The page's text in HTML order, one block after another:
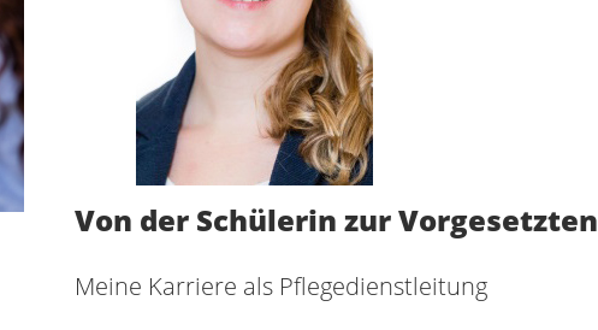
Von der Schülerin zur Vorgesetzten
Meine Karriere als Pflegedienstleitung